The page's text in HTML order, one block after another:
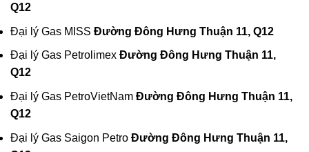
Q12
Đại lý Gas MISS Đường Đông Hưng Thuận 11, Q12
Đại lý Gas Petrolimex Đường Đông Hưng Thuận 11,
Q12
Đại lý Gas PetroVietNam Đường Đông Hưng Thuận 11,
Q12
Đại lý Gas Saigon Petro Đường Đông Hưng Thuận 11,